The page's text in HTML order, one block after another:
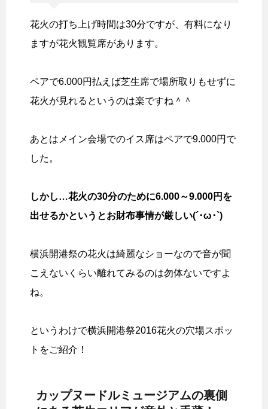
花火の打ち上げ時間は30分ですが、有料になり
ますが花火観覧席があります。
ペアで6.000円払えば芝生席で場所取りもせずに
花火が見れるというのは楽ですね＾＾
あとはメイン会場でのイス席はペアで9.000円で
した。
しかし…花火の30分のために6.000～9.000円を
出せるかというとお財布事情が厳しい(´･ω･`)
横浜開港祭の花火は綺麗なショーなので音が聞
こえないくらい離れてみるのは勿体ないですよ
ね。
というわけで横浜開港祭2016花火の穴場スポッ
トをご紹介！
カップヌードルミュージアムの裏側